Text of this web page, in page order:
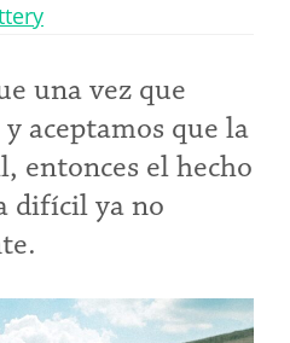
una vez que
aceptamos que la
entonces el hecho
difícil ya no